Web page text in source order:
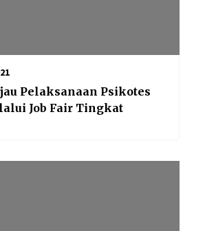
Pelaksanaan Psikotes
Job Fair Tingkat